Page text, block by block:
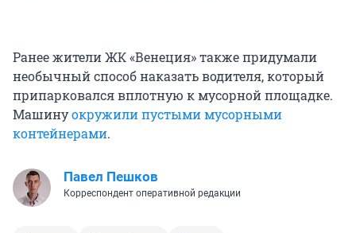
Ранее жители ЖК «Венеция» также придумали
необычный способ наказать водителя, который
припарковался вплотную к мусорной площадке.
Машинуокружили пустыми мусорными
контейнерами.
Павел Пешков
Корреспондент оперативной редакции